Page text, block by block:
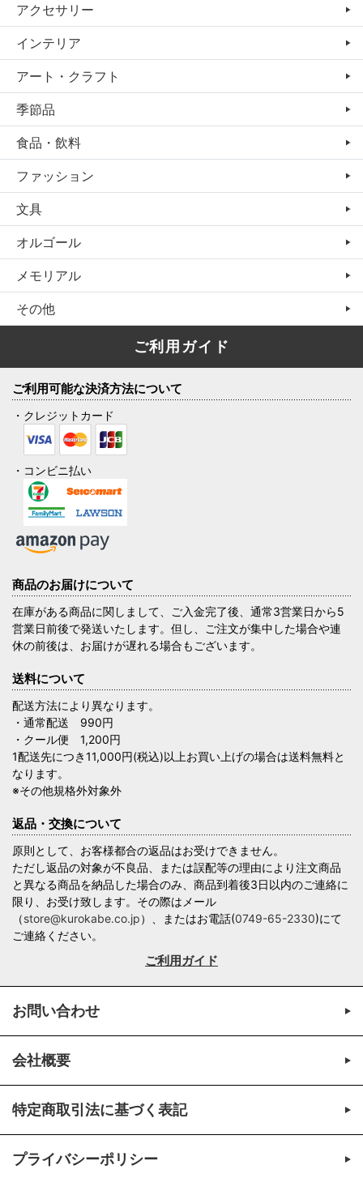
アクセサリー
インテリア
アート・クラフト
季節品
食品・飲料
ファッション
文具
オルゴール
メモリアル
その他
ご利用ガイド
ご利用可能な決済方法について
・クレジットカード
・コンビニ払い
商品のお届けについて
在庫がある商品に関しまして、ご入金完了後、通常3営業日から5
営業日前後で発送いたします。但し、ご注文が集中した場合や連
休の前後は、お届けが遅れる場合もございます。
送料について
配送方法により異なります。
・通常配送 990円
・クール便 1,200円
1配送先につき11,000円(税込)以上お買い上げの場合は送料無料と
なります。
※その他規格外対象外
返品・交換について
原則として、お客様都合の返品はお受けできません。
ただし返品の対象が不良品、または誤配等の理由により注文商品
と異なる商品を納品した場合のみ、商品到着後3日以内のご連絡に
限り、お受け致します。その際はメール
（store@kurokabe.co.jp）、またはお電話(0749-65-2330)にて
ご連絡ください。
ご利用ガイド
お問い合わせ
会社概要
特定商取引法に基づく表記
プライバシーポリシー